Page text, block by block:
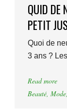
QUID DE
PETIT
Quoi de
3 ans ?
Read more
Beauté, Mode,